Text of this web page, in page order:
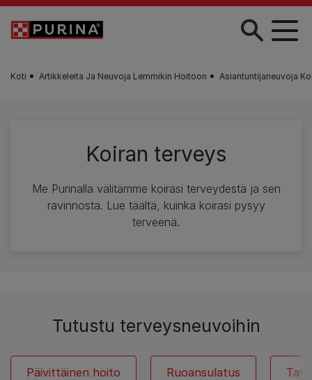
Skip to main content
Koti Artikkeleita Ja Neuvoja Lemmikin Hoitoon Asiantuntijaneuvoja
Koiran terveys
Me Purinalla välitämme koirasi terveydestä ja sen
ravinnosta. Lue täältä, kuinka koirasi pysyy
terveenä.
Tutustu terveysneuvoihin
Päivittäinen hoito Ruoansulatus